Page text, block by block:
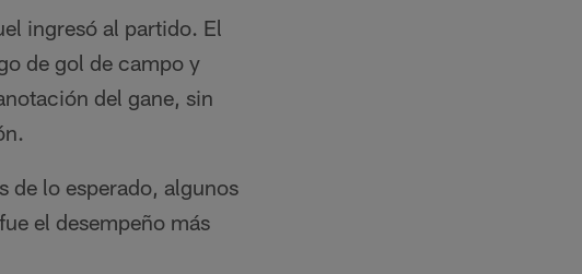
ingresó al partido. El
de gol de campo y
del gane, sin
de lo esperado, algunos
el desempeño más